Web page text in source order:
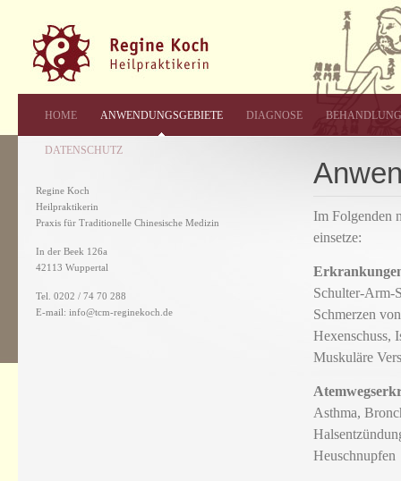
HOME ANWENDUNGSGEBIETE DIAGNOSE
DATENSCHUTZ
Regine Koch
Heilpraktikerin
Praxis für Traditionelle Chinesische Medizin
In der Beek 126a
42113 Wuppertal
Tel. 0202 / 74 70 288
E-mail: info@tcm-reginekoch.de
Im Folgenden
einsetze:
Schulter-Arm-
Schmerzen
Hexenschuss,
Muskuläre
Asthma,
Heuschnupfen